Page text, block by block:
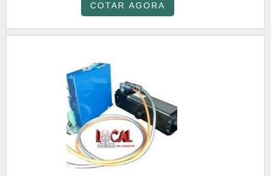
COTAR AGORA